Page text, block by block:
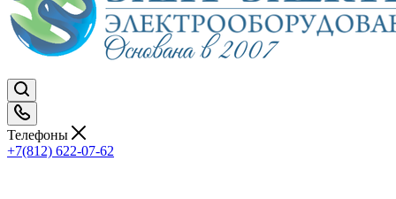
Телефоны
+7(812) 622-07-62